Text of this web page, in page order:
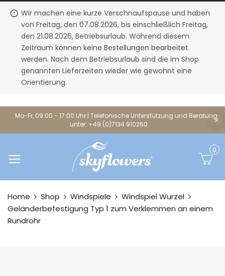
Wir machen eine kurze Verschnaufspause und haben
von Freitag, den 07.08.2026, bis einschließlich Freitag,
den 21.08.2026, Betriebsurlaub. Während diesem
Zeitraum können keine Bestellungen bearbeitet
werden. Nach dem Betriebsurlaub sind die im Shop
genannten Lieferzeiten wieder wie gewohnt eine
Orientierung.
Mo-Fr, 09:00 - 17:00 Uhr | Telefonische Unterstützung und Beratung
unter: +49 (0)7134 910260
0
Home Shop Windspiele
Windspiel Wurzel
Geländerbefestigung Typ 1 zum Verklemmen an einem
Rundrohr